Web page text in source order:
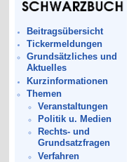
Beitragsübersicht
Tickermeldungen
Grundsätzliches und
Aktuelles
Kurzinformationen
Themen
Veranstaltungen
Politik u. Medien
Rechts- und
Grundsatzfragen
Verfahren